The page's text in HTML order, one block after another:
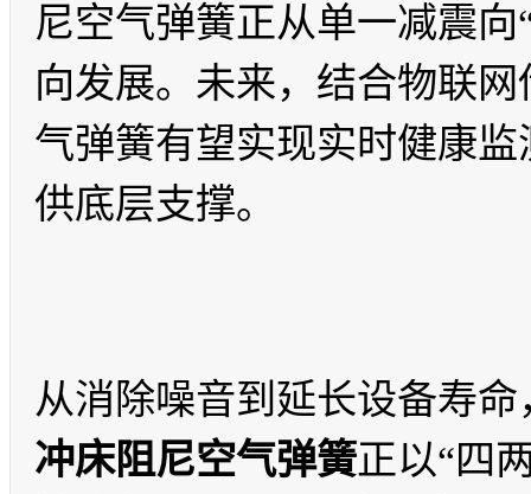
尼空气弹簧正从单一减震
向发展。未来，结合物联
气弹簧有望实现实时健康
供底层支撑。
从消除噪音到延长设备寿
冲床阻尼空气弹簧正以“四